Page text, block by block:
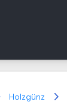
Holzgünz